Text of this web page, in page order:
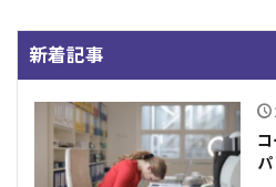
新着記事
パ